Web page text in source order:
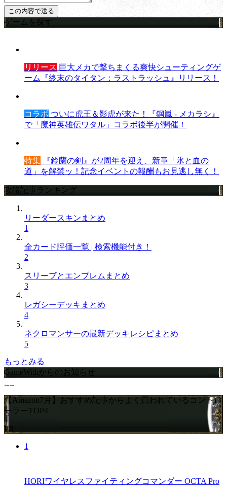
ゲームを探す
リリース 巨大メカで撃ちまくる爽快シューティングゲ
ーム『終末のタイタン：ラストラッシュ』リリース！
コラボ ついに虎王＆影虎が来た！『鋼嵐 - メカラシ』
で「魔神英雄伝ワタル」コラボ後半が開催！
特集 『鈴蘭の剣』が2周年を迎え、新章「氷と血の
道」を解禁ッ！記念イベントの報酬もお見逃し無く！
攻略記事ランキング
リーダースキンまとめ
1
全カード評価一覧 | 検索機能付き！
2
スリーブとエンブレムまとめ
3
レガシーデッキまとめ
4
ネクロマンサーの最新デッキレシピまとめ
5
もっとみる
GameWithからのお知らせ
【Amazon7月】おすすめ記事からよく買われているコントロ
ーラーTOP4
PR
1
HORIワイヤレスファイティングコマンダー OCTA Pro